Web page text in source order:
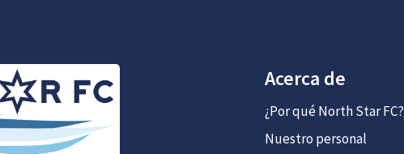
Acerca de
¿Por qué North Star FC?
Nuestro personal